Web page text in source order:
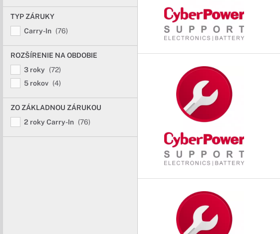
TYP ZÁRUKY
Carry-In (76)
ROZŠÍRENIE NA OBDOBIE
3 roky (72)
5 rokov (4)
ZO ZÁKLADNOU ZÁRUKOU
2 roky Carry-In (76)